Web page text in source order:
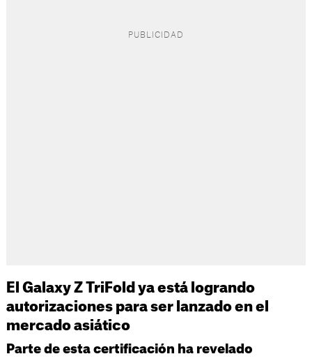
El Galaxy Z TriFold ya está logrando
autorizaciones para ser lanzado en el
mercado asiático
Parte de esta certificación ha revelado